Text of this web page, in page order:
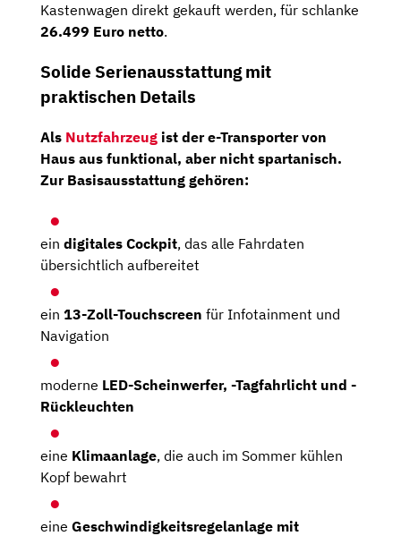
Kastenwagen direkt gekauft werden, für schlanke
26.499 Euro netto.
Solide Serienausstattung mit
praktischen Details
Als Nutzfahrzeug ist der e-Transporter von
Haus aus funktional, aber nicht spartanisch.
Zur Basisausstattung gehören:
ein digitales Cockpit, das alle Fahrdaten
übersichtlich aufbereitet
ein 13-Zoll-Touchscreen für Infotainment und
Navigation
moderne LED-Scheinwerfer, -Tagfahrlicht und -
Rückleuchten
eine Klimaanlage, die auch im Sommer kühlen
Kopf bewahrt
eine Geschwindigkeitsregelanlage mit